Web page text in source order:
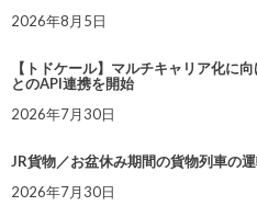
2026年8月5日
【トドケール】マルチキャリア化に
とのAPI連携を開始
2026年7月30日
JR貨物／お盆休み期間の貨物列車の
2026年7月30日